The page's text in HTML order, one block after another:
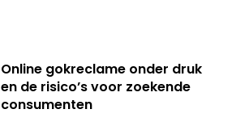
Online gokreclame onder druk
en de risico’s voor zoekende
consumenten